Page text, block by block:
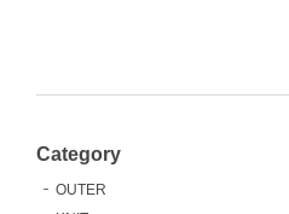
Category
OUTER